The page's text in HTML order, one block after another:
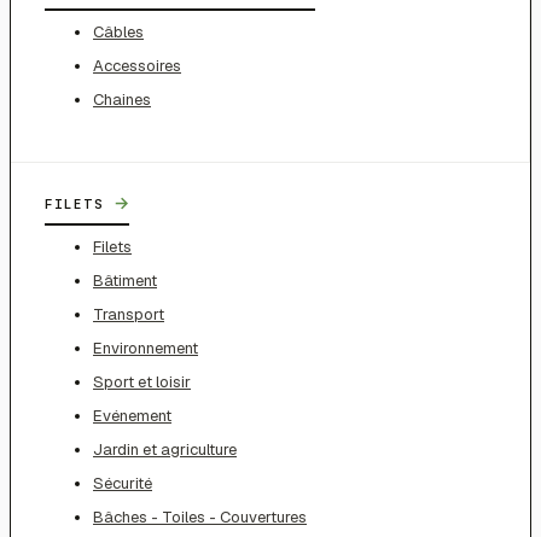
Câbles
Accessoires
Chaines
FILETS →
Filets
Bâtiment
Transport
Environnement
Sport et loisir
Evénement
Jardin et agriculture
Sécurité
Bâches - Toiles - Couvertures